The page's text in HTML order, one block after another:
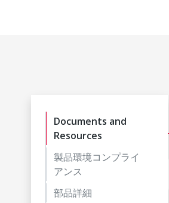
Documents and
Resources
製品環境コンプライ
アンス
部品詳細